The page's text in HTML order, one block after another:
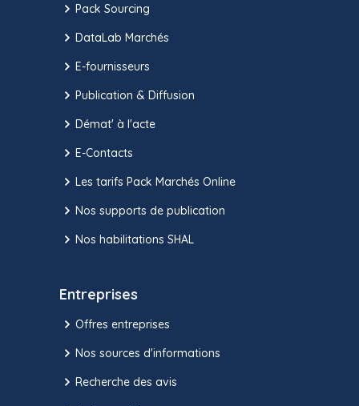
Pack Sourcing
DataLab Marchés
E-fournisseurs
Publication & Diffusion
Démat' à l'acte
E-Contacts
Les tarifs Pack Marchés Online
Nos supports de publication
Nos habilitations SHAL
Entreprises
Offres entreprises
Nos sources d'informations
Recherche des avis